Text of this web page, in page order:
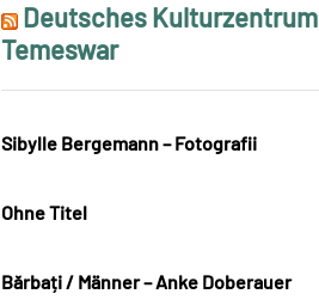
Deutsches Kulturzentrum
Temeswar
Sibylle Bergemann – Fotografii
Ohne Titel
Bărbați / Männer – Anke Doberauer